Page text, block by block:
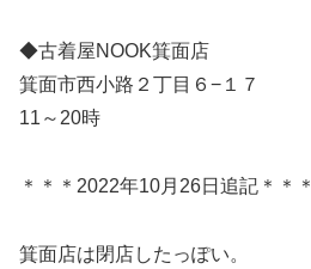
◆古着屋NOOK箕面店
箕面市西小路２丁目６−１７
11～20時
＊＊＊2022年10月26日追記＊＊＊
箕面店は閉店したっぽい。